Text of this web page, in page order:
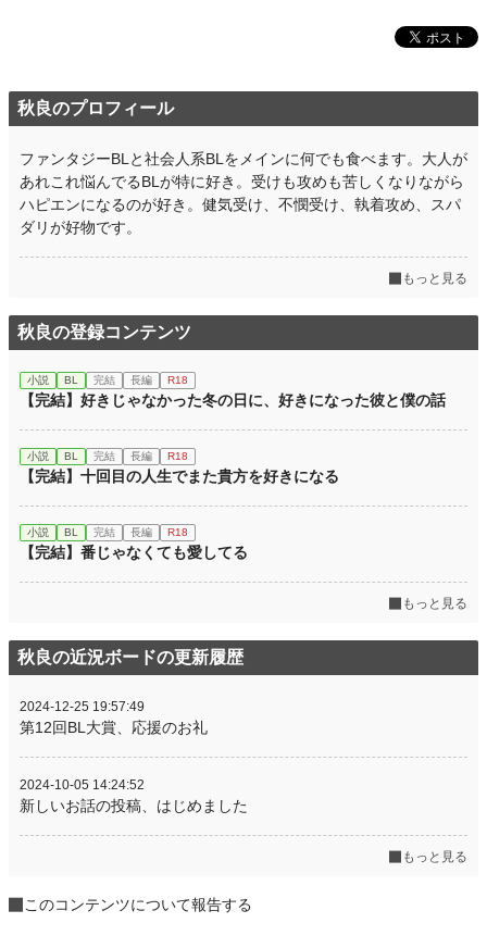
秋良のプロフィール
ファンタジーBLと社会人系BLをメインに何でも食べます。大人が
あれこれ悩んでるBLが特に好き。受けも攻めも苦しくなりながら
ハピエンになるのが好き。健気受け、不憫受け、執着攻め、スパ
ダリが好物です。
もっと見る
秋良の登録コンテンツ
小説 BL 完結 長編 R18
【完結】好きじゃなかった冬の日に、好きになった彼と僕の話
小説 BL 完結 長編 R18
【完結】十回目の人生でまた貴方を好きになる
小説 BL 完結 長編 R18
【完結】番じゃなくても愛してる
もっと見る
秋良の近況ボードの更新履歴
2024-12-25 19:57:49
第12回BL大賞、応援のお礼
2024-10-05 14:24:52
新しいお話の投稿、はじめました
もっと見る
このコンテンツについて報告する